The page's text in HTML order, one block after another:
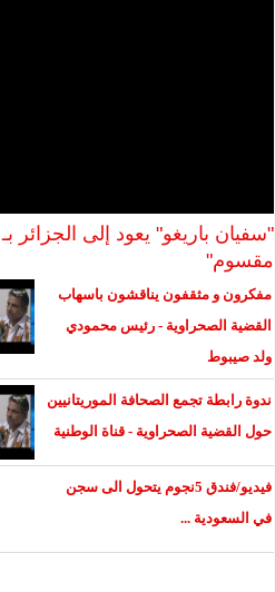
"سفيان باريغو" يعود إلى الجزائر
مقسوم"
مفكرون و مثقفون يناقشون باسهاب
القضية الصحراوية - رئيس محمودي
ولد صيبوط
ندوة رابطة تجمع الصحافة الموريتانيين
حول القضية الصحراوية - قناة الوطنية
فيديو/فندق 5نجوم يتحول الى سجن
في السعودية ...